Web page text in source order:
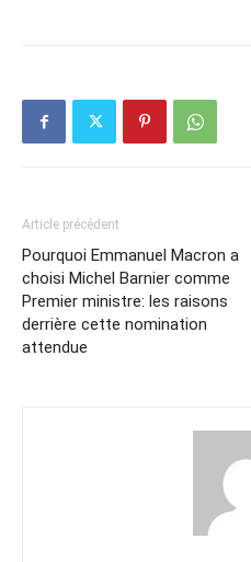
Article précédent
Pourquoi Emmanuel Macron a
choisi Michel Barnier comme
Premier ministre: les raisons
derrière cette nomination
attendue